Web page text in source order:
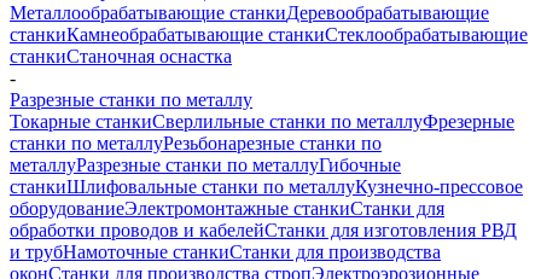
Металлообрабатывающие станкиДеревообрабатывающие
станкиКамнеобрабатывающие станкиСтеклообрабатывающие
станкиСтаночная оснастка
-
Разрезные станки по металлу
Токарные станкиСверлильные станки по металлуФрезерные
станки по металлуРезьбонарезные станки по
металлуРазрезные станки по металлуГибочные
станкиШлифовальные станки по металлуКузнечно-прессовое
оборудованиеЭлектромонтажные станкиСтанки для
обработки проводов и кабелейСтанки для изготовления РВД
и трубНамоточные станкиСтанки для производства
оконСтанки для производства стропЭлектроэрозионные